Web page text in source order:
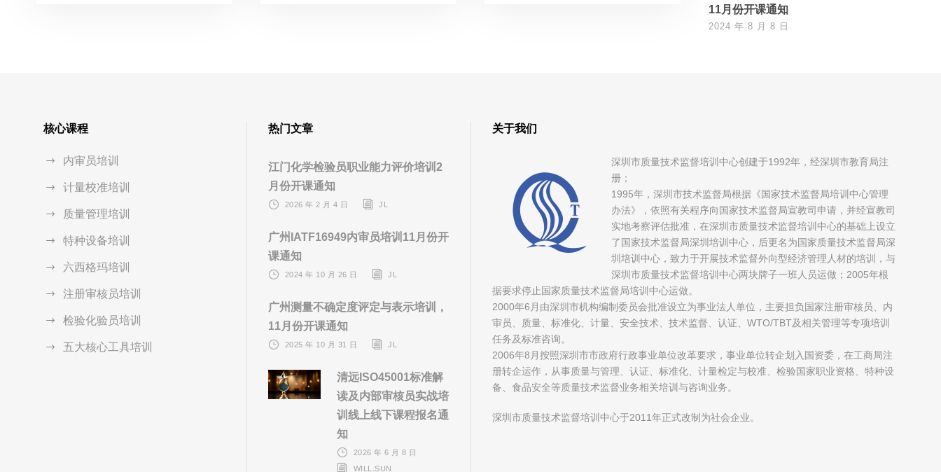
11月份开课通知
2024 年 8 月 8 日
核心课程
内审员培训
计量校准培训
质量管理培训
特种设备培训
六西格玛培训
注册审核员培训
检验化验员培训
五大核心工具培训
热门文章
江门化学检验员职业能力评价培训2
月份开课通知
2026 年 2 月 4 日 JL
广州IATF16949内审员培训11月份开
课通知
2024 年 10 月 26 日 JL
广州测量不确定度评定与表示培训，
11月份开课通知
2025 年 10 月 31 日 JL
清远ISO45001标准解
读及内部审核员实战培
训线上线下课程报名通
知
2026 年 6 月 8 日
WILL.SUN
关于我们
深圳市质量技术监督培训中心创建于1992年，经深圳市教育局注
册；
1995年，深圳市技术监督局根据《国家技术监督局培训中心管理
办法》，依照有关程序向国家技术监督局宣教司申请，并经宣教司
实地考察评估批准，在深圳市质量技术监督培训中心的基础上设立
了国家技术监督局深圳培训中心，后更名为国家质量技术监督局深
圳培训中心，致力于开展技术监督外向型经济管理人材的培训，与
深圳市质量技术监督培训中心两块牌子一班人员运做；2005年根
据要求停止国家质量技术监督局培训中心运做。
2000年6月由深圳市机构编制委员会批准设立为事业法人单位，主要担负国家注册审核员、内
审员、质量、标准化、计量、安全技术、技术监督、认证、WTO/TBT及相关管理等专项培训
任务及标准咨询。
2006年8月按照深圳市市政府行政事业单位改革要求，事业单位转企划入国资委，在工商局注
册转企运作，从事质量与管理、认证、标准化、计量检定与校准、检验国家职业资格、特种设
备、食品安全等质量技术监督业务相关培训与咨询业务。
深圳市质量技术监督培训中心于2011年正式改制为社会企业。